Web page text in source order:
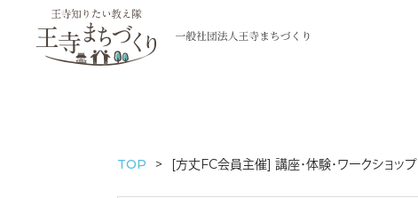
TOP [方丈FC会員主催] 講座・体験・ワークショップ